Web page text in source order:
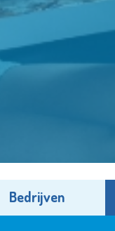
Bedrijven